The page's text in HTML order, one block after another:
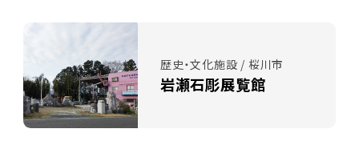
歴史・文化施設 / 桜川市
岩瀬石彫展覧館